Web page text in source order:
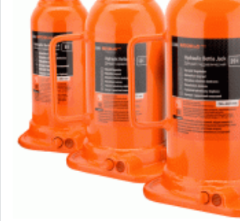
Hidraulisks domkrats
no 32.08€ līdz 75.42€
Izvēlēties variantus